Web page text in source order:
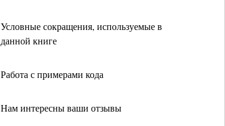
Условные сокращения, используемые в
данной книге
Работа с примерами кода
Нам интересны ваши отзывы